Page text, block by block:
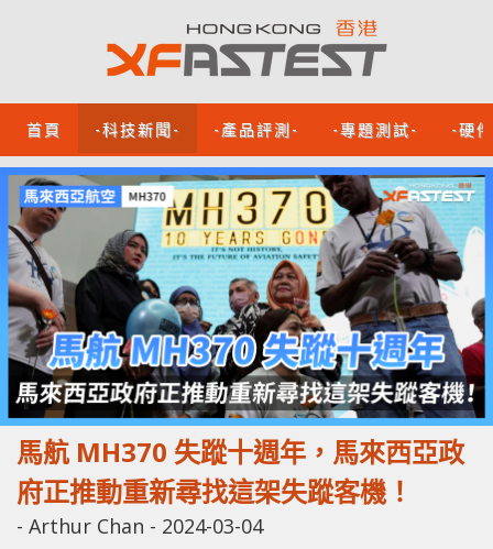
首頁 -科技新聞- -產品評測- -專題測試- -硬
馬航 MH370 失蹤十週年，馬來西亞政
府正推動重新尋找這架失蹤客機！
- Arthur Chan - 2024-03-04